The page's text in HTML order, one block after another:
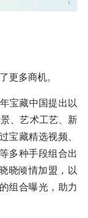
更多商机。
宝藏中国提出以
、艺术工艺、新
宝藏精选视频、
多种手段组合出
晓倾情加盟，以
组合曝光，助力